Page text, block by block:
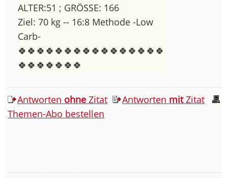
ALTER:51 ; GRÖSSE: 166
Ziel: 70 kg -- 16:8 Methode -Low
Carb-
🍀🍀🍀🍀🍀🍀🍀🍀🍀🍀🍀🍀🍀🍀🍀🍀
🍀🍀🍀🍀🍀🍀🍀
Antworten ohne Zitat Antworten mitZitat
Themen-Abo bestellen